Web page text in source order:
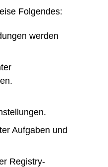
Folgendes:
werden
Aufgaben und
Registry-